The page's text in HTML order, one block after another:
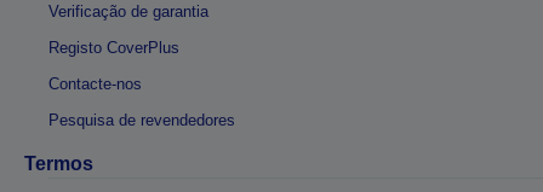
Verificação de garantia
Registo CoverPlus
Contacte-nos
Pesquisa de revendedores
Termos